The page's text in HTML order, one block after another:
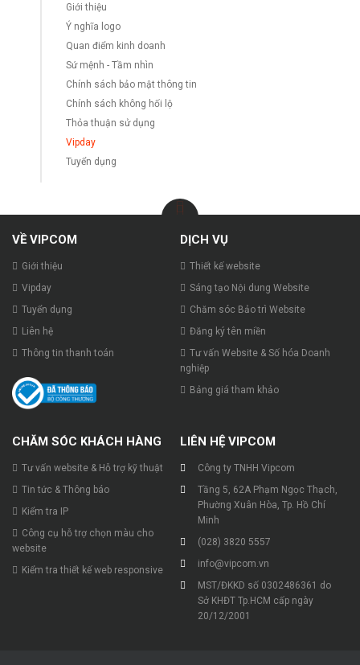
Giới thiệu
Ý nghĩa logo
Quan điểm kinh doanh
Sứ mệnh - Tầm nhìn
Chính sách bảo mật thông tin
Chính sách không hối lộ
Thỏa thuận sử dụng
Vipday
Tuyển dụng
VỀ VIPCOM
Giới thiệu
Vipday
Tuyển dụng
Liên hệ
Thông tin thanh toán
DỊCH VỤ
Thiết kế website
Sáng tạo Nội dung Website
Chăm sóc Bảo trì Website
Đăng ký tên miền
Tư vấn Website & Số hóa Doanh
nghiệp
Bảng giá tham khảo
CHĂM SÓC KHÁCH HÀNG
Tư vấn website & Hỗ trợ kỹ thuật
Tin tức & Thông báo
Kiểm tra IP
Công cụ hỗ trợ chọn màu cho
website
Kiểm tra thiết kế web responsive
LIÊN HỆ VIPCOM
Công ty TNHH Vipcom
Tầng 5, 62A Phạm Ngọc Thạch,
Phường Xuân Hòa, Tp. Hồ Chí
Minh
(028) 3820 5557
info@vipcom.vn
MST/ĐKKD số 0302486361 do
Sở KHĐT Tp.HCM cấp ngày
20/12/2001